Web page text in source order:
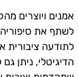
אמנים ויוצרים
לשתף את
לתודעה ציבורית
הדיגיטלי, ניתן